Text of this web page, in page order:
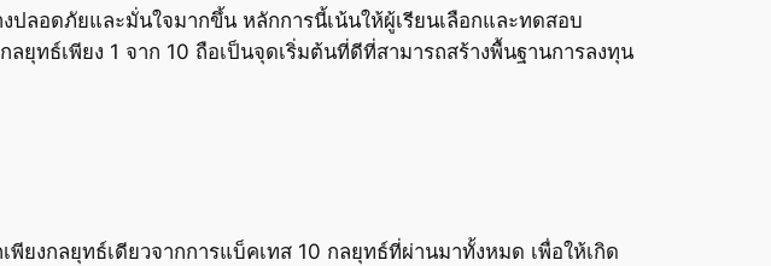
ลอดภัยและมั่นใจมากขึ้น หลักการนี้เน้นให้ผู้เรียนเลือกและทดสอบ
ยุทธ์เพียง 1 จาก 10 ถือเป็นจุดเริ่มต้นที่ดีที่สามารถสร้างพื้นฐานการลงทุน
ยงกลยุทธ์เดียวจากการแบ็คเทส 10 กลยุทธ์ที่ผ่านมาทั้งหมด เพื่อให้เกิด